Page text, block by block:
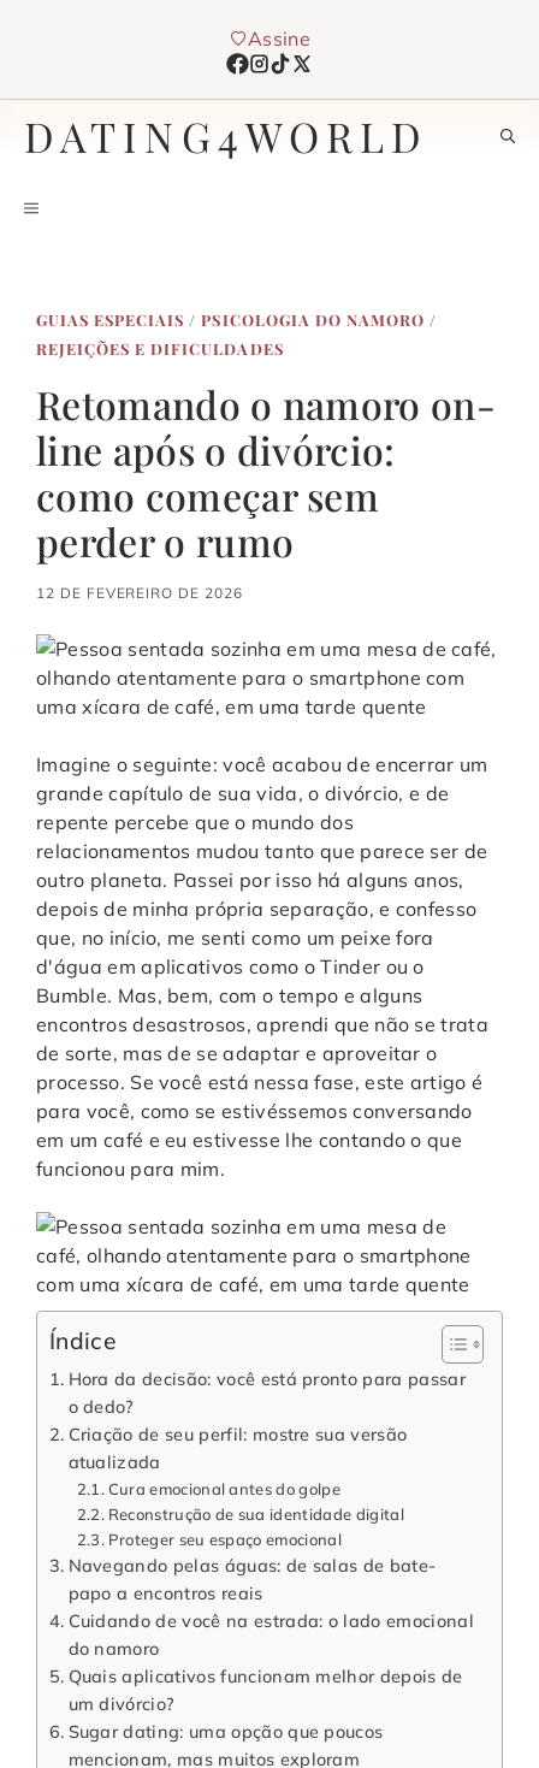
conteúdo
Assine
DATING4WORLD
MENU
GUIAS ESPECIAIS /PSICOLOGIA DO NAMORO /
REJEIÇÕES E DIFICULDADES
Retomando o namoro on-
line após o divórcio:
como começar sem
perder o rumo
12 DE FEVEREIRO DE 2026
Imagine o seguinte: você acabou de encerrar um
grande capítulo de sua vida, o divórcio, e de
repente percebe que o mundo dos
relacionamentos mudou tanto que parece ser de
outro planeta. Passei por isso há alguns anos,
depois de minha própria separação, e confesso
que, no início, me senti como um peixe fora
d'água em aplicativos como o Tinder ou o
Bumble. Mas, bem, com o tempo e alguns
encontros desastrosos, aprendi que não se trata
de sorte, mas de se adaptar e aproveitar o
processo. Se você está nessa fase, este artigo é
para você, como se estivéssemos conversando
em um café e eu estivesse lhe contando o que
funcionou para mim.
Índice
Hora da decisão: você está pronto para passar
o dedo?
Criação de seu perfil: mostre sua versão
atualizada
Cura emocional antes do golpe
Reconstrução de sua identidade digital
Proteger seu espaço emocional
Navegando pelas águas: de salas de bate-
papo a encontros reais
Cuidando de você na estrada: o lado emocional
do namoro
Quais aplicativos funcionam melhor depois de
um divórcio?
Sugar dating: uma opção que poucos
mencionam, mas muitos exploram